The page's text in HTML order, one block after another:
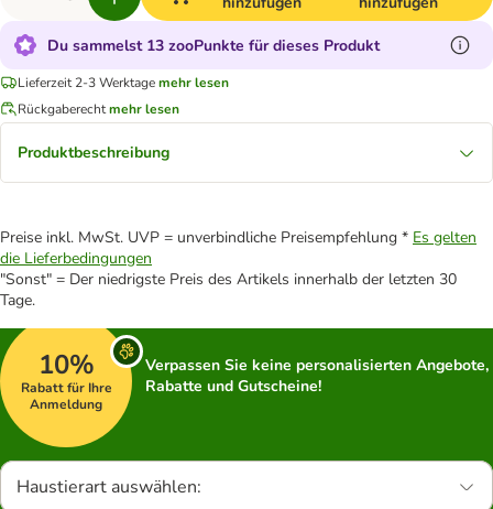
Du sammelst 13 zooPunkte für dieses Produkt
Lieferzeit 2-3 Werktagemehr lesen
Rückgaberechtmehr lesen
Produktbeschreibung
Preise inkl. MwSt. UVP = unverbindliche Preisempfehlung * Es gelten
die Lieferbedingungen
"Sonst" = Der niedrigste Preis des Artikels innerhalb der letzten 30
Tage.
10%
Rabatt für Ihre
Anmeldung
Verpassen Sie keine personalisierten Angebote,
Rabatte und Gutscheine!
Haustierart auswählen: